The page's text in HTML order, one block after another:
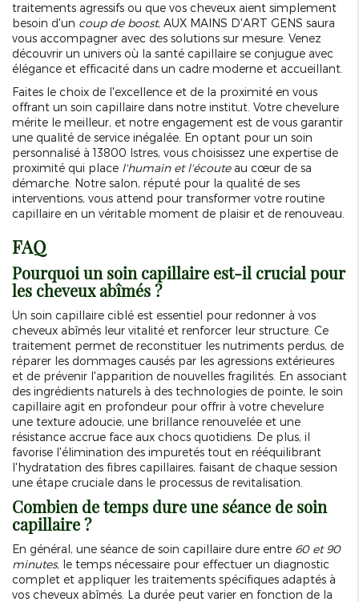
traitements agressifs ou que vos cheveux aient simplement
besoin d'un coup de boost, AUX MAINS D'ART GENS saura
vous accompagner avec des solutions sur mesure. Venez
découvrir un univers où la santé capillaire se conjugue avec
élégance et efficacité dans un cadre moderne et accueillant.
Faites le choix de l'excellence et de la proximité en vous
offrant un soin capillaire dans notre institut. Votre chevelure
mérite le meilleur, et notre engagement est de vous garantir
une qualité de service inégalée. En optant pour un soin
personnalisé à 13800 Istres, vous choisissez une expertise de
proximité qui place l'humain et l'écouteau cœur de sa
démarche. Notre salon, réputé pour la qualité de ses
interventions, vous attend pour transformer votre routine
capillaire en un véritable moment de plaisir et de renouveau.
FAQ
Pourquoi un soin capillaire est-il crucial pour
les cheveux abîmés ?
Un soin capillaire ciblé est essentiel pour redonner à vos
cheveux abîmés leur vitalité et renforcer leur structure. Ce
traitement permet de reconstituer les nutriments perdus, de
réparer les dommages causés par les agressions extérieures
et de prévenir l'apparition de nouvelles fragilités. En associant
des ingrédients naturels à des technologies de pointe, le soin
capillaire agit en profondeur pour offrir à votre chevelure
une texture adoucie, une brillance renouvelée et une
résistance accrue face aux chocs quotidiens. De plus, il
favorise l'élimination des impuretés tout en rééquilibrant
l'hydratation des fibres capillaires, faisant de chaque session
une étape cruciale dans le processus de revitalisation.
Combien de temps dure une séance de soin
capillaire ?
En général, une séance de soin capillaire dure entre 60 et 90
minutes, le temps nécessaire pour effectuer un diagnostic
complet et appliquer les traitements spécifiques adaptés à
vos cheveux abîmés. La durée peut varier en fonction de la